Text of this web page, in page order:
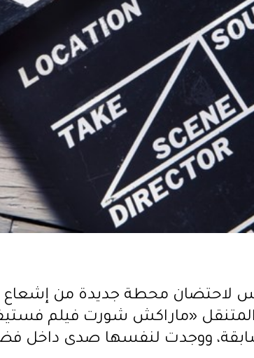
لاحتضان محطة جديدة من إشعاع
المتنقل «ماراكش شورت فيلم
ووجدت لنفسها صدى داخل